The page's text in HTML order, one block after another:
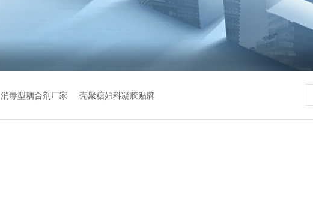
消毒型耦合剂厂家 壳聚糖妇科凝胶贴牌